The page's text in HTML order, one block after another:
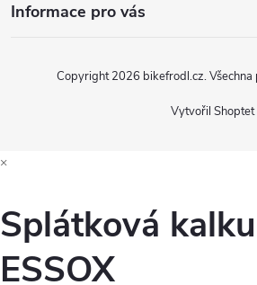
Informace pro vás
Vytvořil Shoptet
Copyright 2026 bikefrodl.cz.
×
Splátková
ESSOX